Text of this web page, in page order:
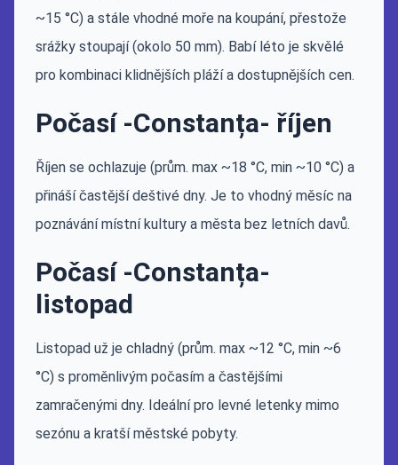
~15 °C) a stále vhodné moře na koupání, přestože
srážky stoupají (okolo 50 mm). Babí léto je skvělé
pro kombinaci klidnějších pláží a dostupnějších cen.
Počasí -Constanța- říjen
Říjen se ochlazuje (prům. max ~18 °C, min ~10 °C) a
přináší častější deštivé dny. Je to vhodný měsíc na
poznávání místní kultury a města bez letních davů.
Počasí -Constanța-
listopad
Listopad už je chladný (prům. max ~12 °C, min ~6
°C) s proměnlivým počasím a častějšími
zamračenými dny. Ideální pro levné letenky mimo
sezónu a kratší městské pobyty.